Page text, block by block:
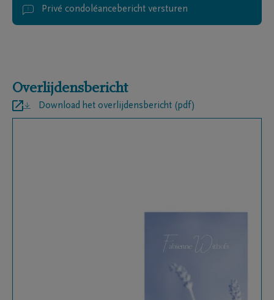
Privé condoléancebericht versturen
Overlijdensbericht
Download het overlijdensbericht (pdf)